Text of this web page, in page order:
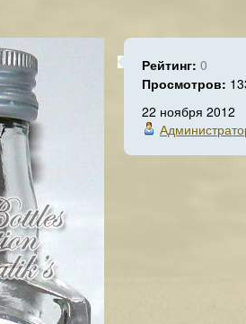
Рейтинг: 0
Просмотров:
22 ноября 2012